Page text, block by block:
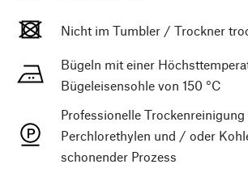
Nicht im Tumbler / Trockner
Bügeln mit einer
Bügeleisensohle von 150 °C
Professionelle
Perchlorethylen und / oder
schonender Prozess